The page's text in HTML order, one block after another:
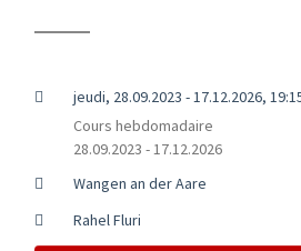
jeudi, 28.09.2023 - 17.12.2026,
Cours hebdomadaire
28.09.2023 - 17.12.2026
Wangen an der Aare
Rahel Fluri